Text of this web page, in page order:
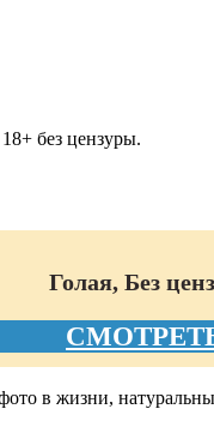
без цензуры.
Голая, Без
в жизни,